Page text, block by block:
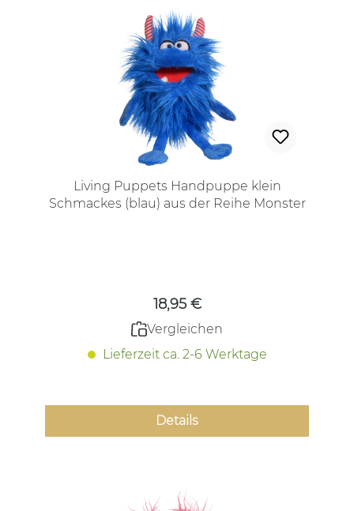
Living Puppets Handpuppe klein
Schmackes (blau) aus der Reihe Monster
18,95 €
Vergleichen
Lieferzeit ca. 2-6 Werktage
Details